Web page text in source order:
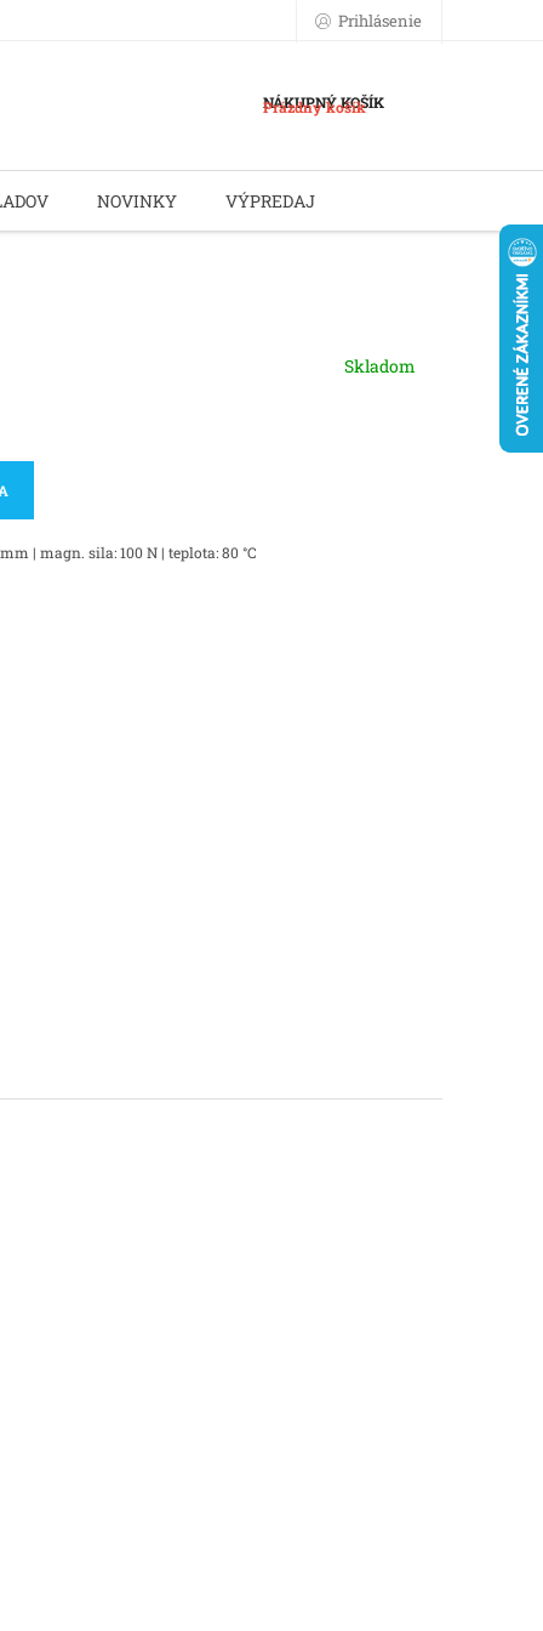
Prihlásenie
NÁKUPNÝ KOŠÍK
Prázdny košík
NOVINKY VÝPREDAJ
Skladom
| magn. sila: 100 N | teplota: 80 °C